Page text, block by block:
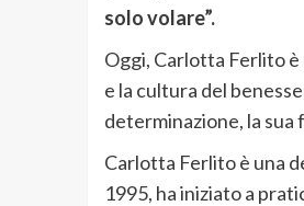
solo volare”.
Oggi, Carlotta Ferlito è
e la cultura del
determinazione, la sua
Carlotta Ferlito è una
1995, ha iniziato a